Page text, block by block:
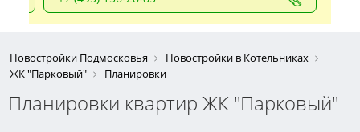
Новостройки Подмосковья
Новостройки в Котельниках
ЖК "Парковый"
Планировки
Планировки квартир ЖК "Парковый"